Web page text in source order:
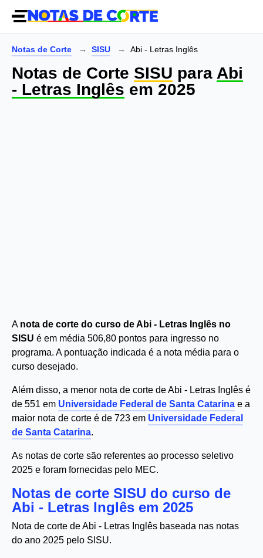
Notas de Corte SISU Abi - Letras Inglês
Notas de Corte SISU para Abi
- Letras Inglês em 2025
A nota de corte do curso de Abi - Letras Inglês no
SISU é em média 506,80 pontos para ingresso no
programa. A pontuação indicada é a nota média para o
curso desejado.
Além disso, a menor nota de corte de Abi - Letras Inglês é
de 551 em Universidade Federal de Santa Catarina e a
maior nota de corte é de 723 em Universidade Federal
de Santa Catarina.
As notas de corte são referentes ao processo seletivo
2025 e foram fornecidas pelo MEC.
Notas de corte SISU do curso de
Abi - Letras Inglês em 2025
Nota de corte de Abi - Letras Inglês baseada nas notas
do ano 2025 pelo SISU.